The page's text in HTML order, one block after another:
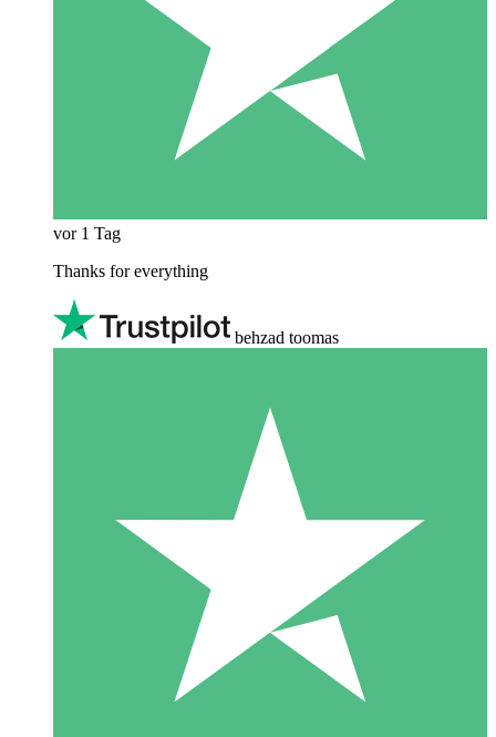
vor 1 Tag
Thanks for everything
behzad toomas